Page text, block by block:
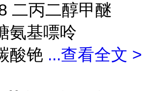
二丙二醇甲醚
氨基嘌呤
酸铯 ...查看全文 >